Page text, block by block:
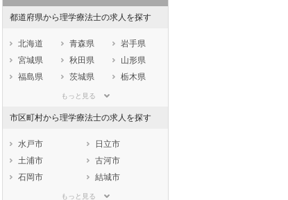
都道府県から理学療法士の求人を探す
北海道 青森県
岩手県
宮城県
秋田県
山形県
福島県
茨城県
栃木県
埼玉県
石川県
福井県
静岡県
愛知県
滋賀県
京都府
奈良県
もっと見る
市区町村から理学療法士の求人を探す
水戸市
日立市
土浦市
古河市
石岡市
結城市
下妻市
もっと見る